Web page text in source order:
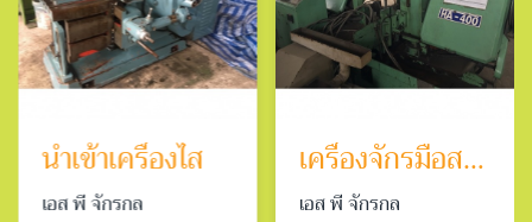
นำเข้าเครื่องไส
เอส พี จักรกล
เครื่องจักรมือสอง สภาพดี
เอส พี จักรกล